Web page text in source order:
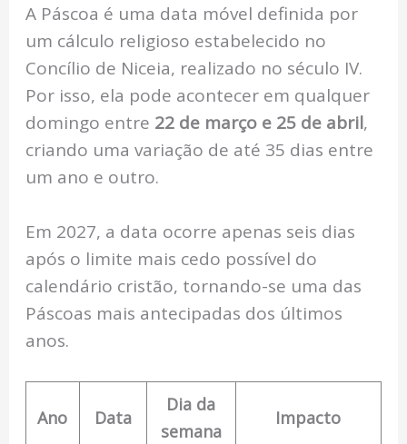
A Páscoa é uma data móvel definida por
um cálculo religioso estabelecido no
Concílio de Niceia, realizado no século IV.
Por isso, ela pode acontecer em qualquer
domingo entre 22 de março e 25 de abril,
criando uma variação de até 35 dias entre
um ano e outro.
Em 2027, a data ocorre apenas seis dias
após o limite mais cedo possível do
calendário cristão, tornando-se uma das
Páscoas mais antecipadas dos últimos
anos.
Ano Data
Dia da
semana
Impacto